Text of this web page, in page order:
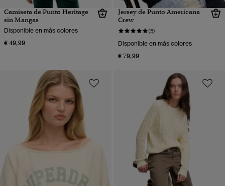
Camiseta de Punto Heritage
sin Mangas
Disponible en más colores
€ 49,99
Jersey de Punto Americana
Crew
(5)
Disponible en más colores
€ 79,99